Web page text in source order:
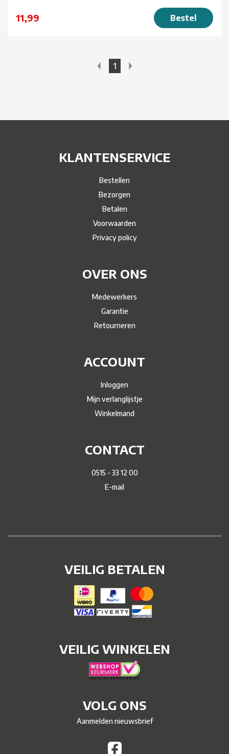
11,99 Bestel
1
KLANTENSERVICE
Bestellen
Bezorgen
Betalen
Voorwaarden
Privacy policy
OVER ONS
Medewerkers
Garantie
Retourneren
ACCOUNT
Inloggen
Mijn verlanglijstje
Winkelmand
CONTACT
0515 - 33 12 00
E-mail
VEILIG BETALEN
VEILIG WINKELEN
VOLG ONS
Aanmelden nieuwsbrief